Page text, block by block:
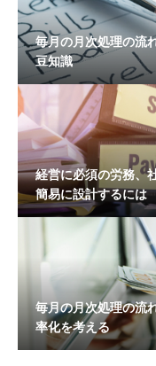
毎月の月次処理の流
豆知識
経営に必須の労務、
簡易に設計するには
毎月の月次処理の流
率化を考える